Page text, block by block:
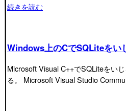
続きを読む
Windows上のCでSQLiteをい
Microsoft Visual C++でSQLiteをい
る。 Microsoft Visual Studio